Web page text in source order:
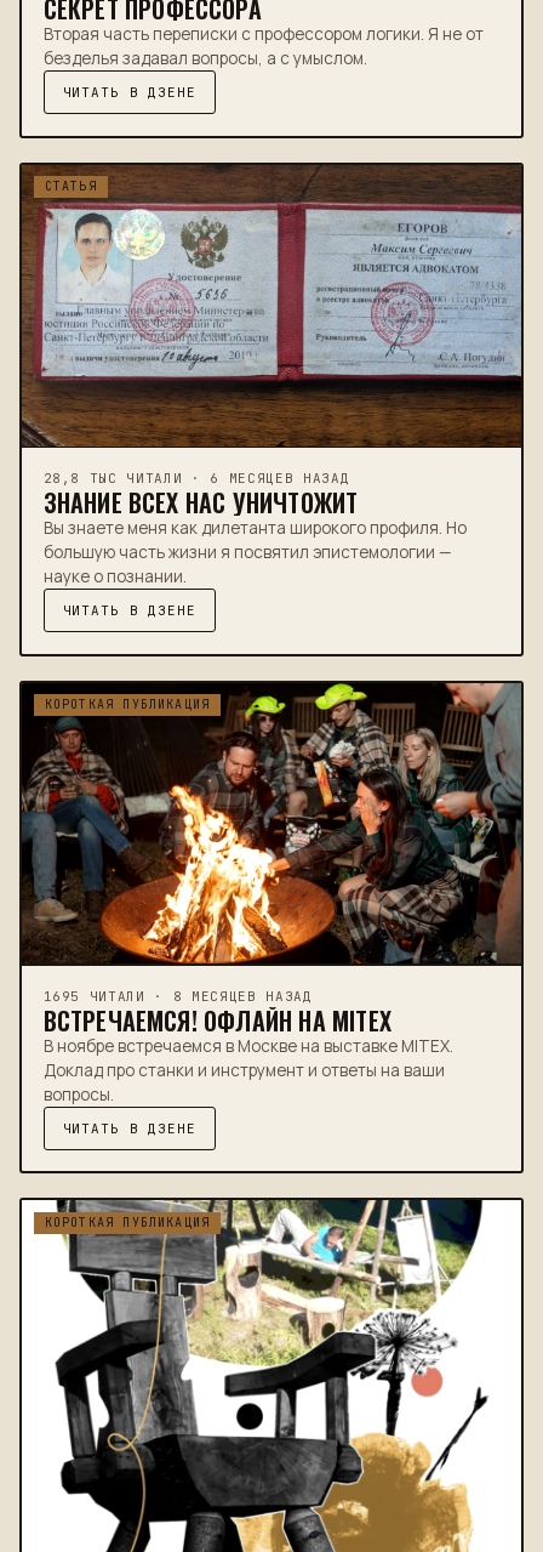
СЕКРЕТ ПРОФЕССОРА
Вторая часть переписки с профессором логики. Я не от
безделья задавал вопросы, а с умыслом.
ЧИТАТЬ В ДЗЕНЕ
СТАТЬЯ
28,8 ТЫС ЧИТАЛИ · 6 МЕСЯЦЕВ НАЗАД
ЗНАНИЕ ВСЕХ НАС УНИЧТОЖИТ
Вы знаете меня как дилетанта широкого профиля. Но
большую часть жизни я посвятил эпистемологии —
науке о познании.
ЧИТАТЬ В ДЗЕНЕ
КОРОТКАЯ ПУБЛИКАЦИЯ
1695 ЧИТАЛИ · 8 МЕСЯЦЕВ НАЗАД
ВСТРЕЧАЕМСЯ! ОФЛАЙН НА MITEX
В ноябре встречаемся в Москве на выставке MITEX.
Доклад про станки и инструмент и ответы на ваши
вопросы.
ЧИТАТЬ В ДЗЕНЕ
КОРОТКАЯ ПУБЛИКАЦИЯ